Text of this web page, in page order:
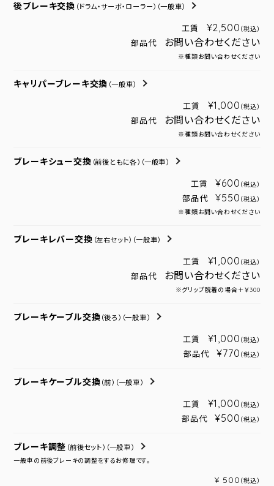
後ブレーキ交換 （ドラム・サーボ・ローラー） （一般車）
工賃 ¥2,500 （税込）
部品代 お問い合わせください
※種類お問い合わせください
キャリパーブレーキ交換 （一般車）
工賃 ¥1,000 （税込）
部品代 お問い合わせください
※種類お問い合わせください
ブレーキシュー交換 （前後ともに各） （一般車）
工賃 ¥600 （税込）
部品代 ¥550 （税込）
※種類お問い合わせください
ブレーキレバー交換 （左右セット） （一般車）
工賃 ¥1,000 （税込）
部品代 お問い合わせください
※グリップ脱着の場合＋￥300
ブレーキケーブル交換 （後ろ） （一般車）
工賃 ¥1,000 （税込）
部品代 ¥770 （税込）
ブレーキケーブル交換 （前） （一般車）
工賃 ¥1,000 （税込）
部品代 ¥500 （税込）
ブレーキ調整 （前後セット） （一般車）
一般車の前後ブレーキの調整をするお修理です。
¥ 500 （税込）